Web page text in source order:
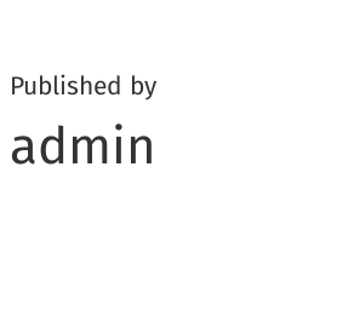
Published by
admin